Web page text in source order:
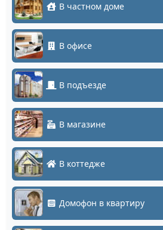
В частном доме
В офисе
В подъезде
В магазине
В коттедже
Домофон в квартиру